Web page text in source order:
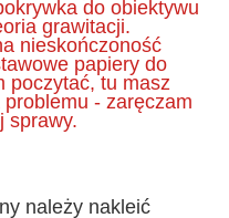
do obiektywu
grawitacji.
nieskończoność
papiery do
poczytać, tu masz
- zaręczam
sprawy.
należy nakleić